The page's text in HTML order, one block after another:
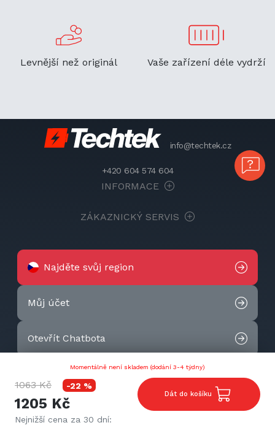
Momentálně není skladem (dodání 3-4 týdny)
1063 Kč -22 %
1205 Kč
Nejnižší cena za 30 dní:
Dát do košíku
Levnější než originál Vaše zařízení déle vydrží
info@techtek.cz
+420 604 574 604
INFORMACE
ZÁKAZNICKÝ SERVIS
Najděte svůj region
Můj účet
Otevřít Chatbota
2026 © Techtek. All rights reserved.